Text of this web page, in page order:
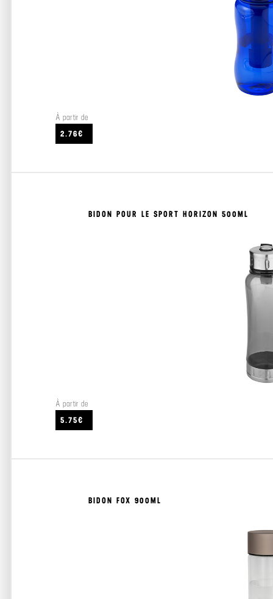
À partir de
2.76€
BIDON POUR LE SPORT HORIZON 500ML
À partir de
5.75€
BIDON FOX 900ML